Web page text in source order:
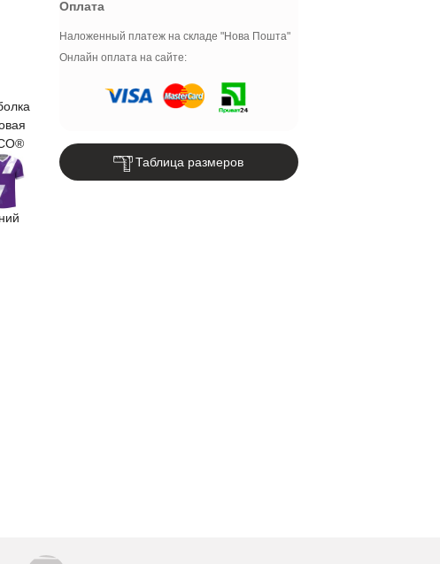
Оплата
Наложенный платеж на складе "Нова Пошта"
Онлайн оплата на сайте:
Таблица размеров